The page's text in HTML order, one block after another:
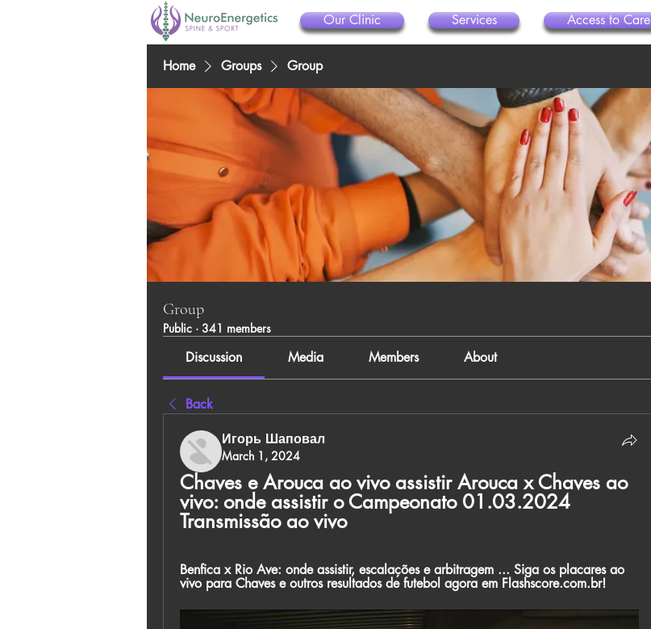
Our Clinic Services Access to Care
Home Groups Group
Group
Public · 341 members
Discussion Media Members About
Back
Игорь Шаповал
March 1, 2024
Chaves e Arouca ao vivo assistir Arouca x Chaves ao
vivo: onde assistir o Campeonato 01.03.2024
Transmissão ao vivo
Benfica x Rio Ave: onde assistir, escalações e arbitragem ... Siga os placares ao
vivo para Chaves e outros resultados de futebol agora em Flashscore.com.br!